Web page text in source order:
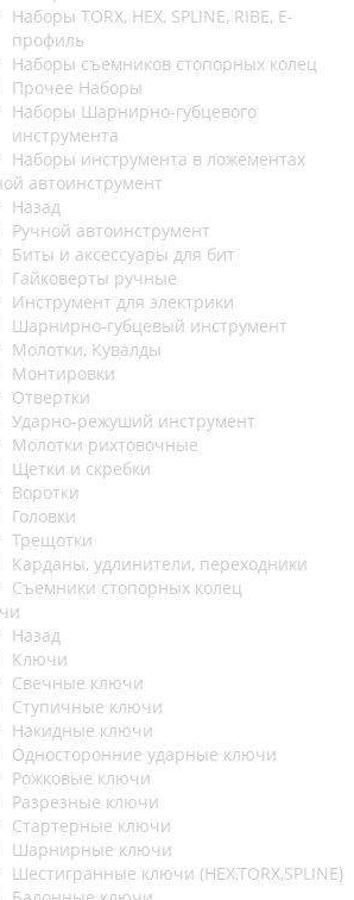
Наборы TORX, HEX, SPLINE, RIBE, E-
профиль
Наборы съемников стопорных колец
Прочее Наборы
Наборы Шарнирно-губцевого
инструмента
Наборы инструмента в ложементах
автоинструмент
Назад
Ручной автоинструмент
Биты и аксессуары для бит
Гайковерты ручные
Инструмент для электрики
Шарнирно-губцевый инструмент
Молотки, Кувалды
Монтировки
Отвертки
Ударно-режуший инструмент
Молотки рихтовочные
Щетки и скребки
Воротки
Головки
Трещотки
Карданы, удлинители, переходники
Съемники стопорных колец
Назад
Ключи
Свечные ключи
Ступичные ключи
Накидные ключи
Односторонние ударные ключи
Рожковые ключи
Разрезные ключи
Стартерные ключи
Шарнирные ключи
Шестигранные ключи (HEX,TORX,SPLINE)